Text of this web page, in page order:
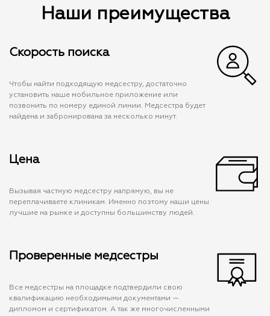
Наши преимущества
Скорость поиска
Чтобы найти подходящую медсестру, достаточно
установить наше мобильное приложение или
позвонить по номеру единой линии. Медсестра будет
найдена и забронирована за несколько минут.
Цена
Вызывая частную медсестру напрямую, вы не
переплачиваете клиникам. Именно поэтому наши цены
лучшие на рынке и доступны большинству людей.
Проверенные медсестры
Все медсестры на площадке подтвердили свою
квалификацию необходимыми документами —
дипломом и сертификатом. А так же многочисленными